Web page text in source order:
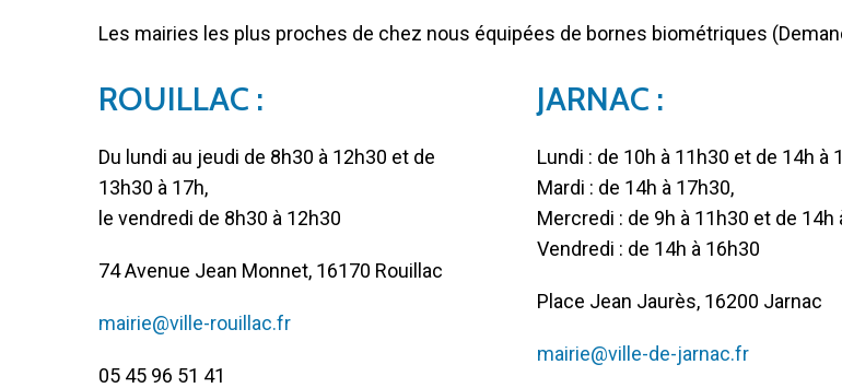
Les mairies les plus proches de chez nous équipées de bornes biométriques
ROUILLAC :
Du lundi au jeudi de 8h30 à 12h30 et de
13h30 à 17h,
le vendredi de 8h30 à 12h30
74 Avenue Jean Monnet, 16170 Rouillac
mairie@ville-rouillac.fr
05 45 96 51 41
JARNAC :
Lundi : de 10h à 11h30 et de 14h à
Mardi : de 14h à 17h30,
Mercredi : de 9h à 11h30 et de 14h
Vendredi : de 14h à 16h30
Place Jean Jaurès, 16200 Jarnac
mairie@ville-de-jarnac.fr